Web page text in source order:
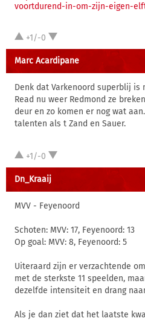
voortdurend-in-om-zijn-eigen-
+1/-0
Marc Acardipane
Denk dat Varkenoord superblij is
Read nu weer Redmond ze
deur en zo komen er nog wat
talenten als t Zand en Sauer.
+1/-0
Dn_Kraaij
MVV - Feyenoord
Schoten: MVV: 17, Feyenoord: 13
Op goal: MVV: 8, Feyenoord: 5
Uiteraard zijn er verzachtende
met de sterkste 11 speelden,
dezelfde intensiteit en drang
Als je dan ziet dat het laatste